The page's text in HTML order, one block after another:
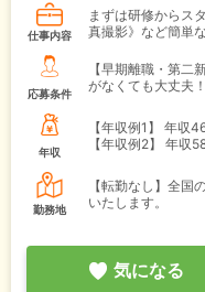
仕事内容
まずは研修からス
真撮影》など簡単
応募条件
【早期離職・第二
がなくても大丈夫
年収
【年収例1】
年収
【年収例2】
年収
勤務地
【転勤なし】全国
いたします。
気になる